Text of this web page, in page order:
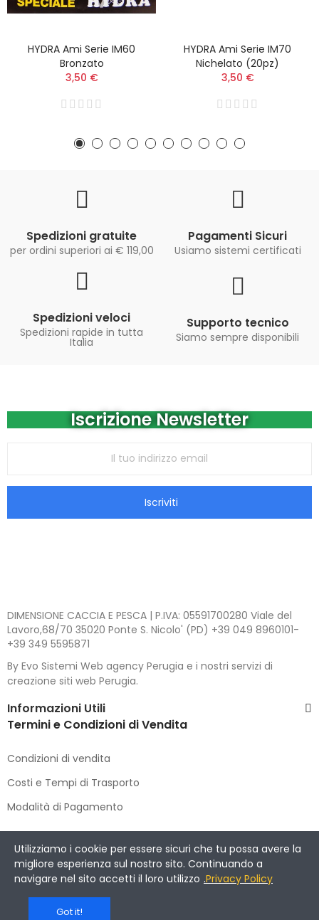
HYDRA Ami Serie IM60
Bronzato
3,50 €
HYDRA Ami Serie IM70
Nichelato (20pz)
3,50 €
Spedizioni gratuite
per ordini superiori ai € 119,00
Pagamenti Sicuri
Usiamo sistemi certificati
Spedizioni veloci
Spedizioni rapide in tutta
Italia
Supporto tecnico
Siamo sempre disponibili
Iscrizione Newsletter
Iscriviti
DIMENSIONE CACCIA E PESCA | P.IVA: 05591700280 Viale del
Lavoro,68/70 35020 Ponte S. Nicolo' (PD) +39 049 8960101-
+39 349 5595871
By Evo Sistemi Web agency Perugia e i nostri servizi di
creazione siti web Perugia.
Informazioni Utili
Termini e Condizioni di Vendita
Condizioni di vendita
Costi e Tempi di Trasporto
Modalità di Pagamento
Copyright © 2021 DIMENSIONE CACCIA E PESCA. All Rights
Reserved.
Utilizziamo i cookie per essere sicuri che tu possa avere la
migliore esperienza sul nostro sito. Continuando a
navigare nel sito accetti il loro utilizzo .Privacy Policy
Got it!